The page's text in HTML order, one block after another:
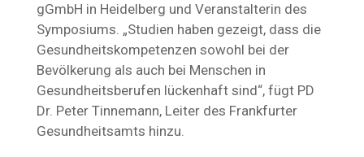
gGmbH in Heidelberg und Veranstalterin des
Symposiums. „Studien haben gezeigt, dass die
Gesundheitskompetenzen sowohl bei der
Bevölkerung als auch bei Menschen in
Gesundheitsberufen lückenhaft sind“, fügt PD
Dr. Peter Tinnemann, Leiter des Frankfurter
Gesundheitsamts hinzu.